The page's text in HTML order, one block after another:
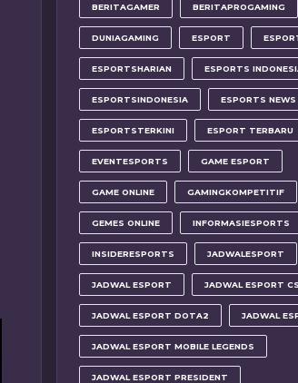
BERITAGAMER BERITAPROGAMING
DUNIAGAMING ESPORT
ESPORTSHARIAN ESPORTS
ESPORTSINDONESIA ESPORTS NEWS
ESPORTSTERKINI ESPORT TERBARU
EVENTESPORTS GAME ESPORT
GAME ONLINE GAMINGKOMPETITIF
GEMES ONLINE INFORMASIESPORTS
INSIDERESPORTS JADWALESPORT
JADWAL ESPORT JADWAL ESPORT
JADWAL ESPORT DOTA2 JADWAL
JADWAL ESPORT MOBILE LEGENDS
JADWAL ESPORT PRESIDENT